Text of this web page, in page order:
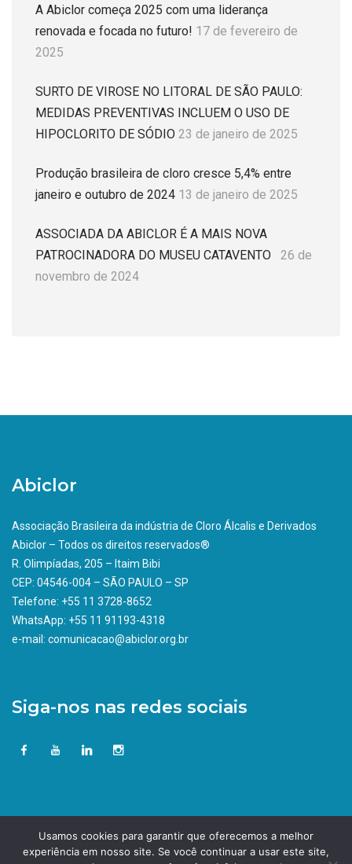
A Abiclor começa 2025 com uma liderança
renovada e focada no futuro! 17 de fevereiro de
2025
SURTO DE VIROSE NO LITORAL DE SÃO PAULO:
MEDIDAS PREVENTIVAS INCLUEM O USO DE
HIPOCLORITO DE SÓDIO 23 de janeiro de 2025
Produção brasileira de cloro cresce 5,4% entre
janeiro e outubro de 2024 13 de janeiro de 2025
ASSOCIADA DA ABICLOR É A MAIS NOVA
PATROCINADORA DO MUSEU CATAVENTO
26 de
novembro de 2024
Abiclor
Associação Brasileira da indústria de Cloro Álcalis e Derivados
Abiclor – Todos os direitos reservados®
R. Olimpíadas, 205 – Itaim Bibi
CEP: 04546-004 – SÃO PAULO – SP
Telefone: +55 11 3728-8652
WhatsApp: +55 11 91193-4318
e-mail: comunicacao@abiclor.org.br
Siga-nos nas redes sociais
Usamos cookies para garantir que oferecemos a melhor
experiência em nosso site. Se você continuar a usar este site,